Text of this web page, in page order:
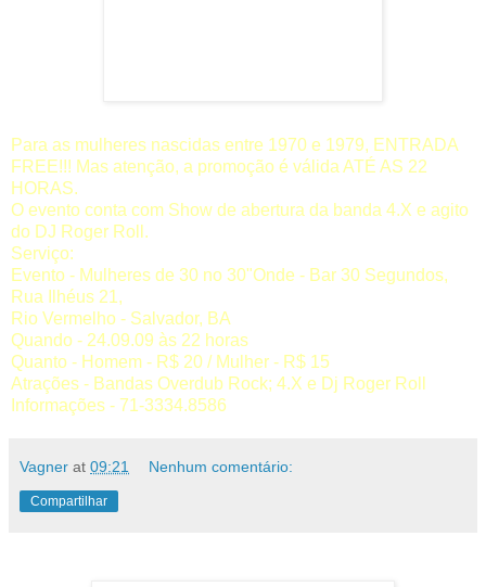
Para as mulheres nascidas entre 1970 e 1979, ENTRADA
FREE!!! Mas atenção, a promoção é válida ATÉ AS 22
HORAS.
O evento conta com Show de abertura da banda 4.X e agito
do DJ Roger Roll.
Serviço:
Evento - Mulheres de 30 no 30"Onde - Bar 30 Segundos,
Rua Ilhéus 21,
Rio Vermelho - Salvador, BA
Quando - 24.09.09 às 22 horas
Quanto - Homem - R$ 20 / Mulher - R$ 15
Atrações - Bandas Overdub Rock; 4.X e Dj Roger Roll
Informações - 71-3334.8586
Vagner at 09:21 Nenhum comentário:
Compartilhar